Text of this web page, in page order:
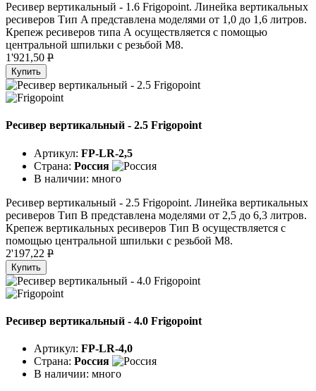
Ресивер вертикальный - 1.6 Frigopoint. Линейка вертикальных
ресиверов Тип A представлена моделями от 1,0 до 1,6 литров.
Крепеж ресиверов типа А осуществляется с помощью
центральной шпильки с резьбой М8.
1'921,50 P
Купить
Ресивер вертикальный - 2.5 Frigopoint
Артикул: FP-LR-2,5
Страна: Россия
В наличии: много
Ресивер вертикальный - 2.5 Frigopoint. Линейка вертикальных
ресиверов Тип B представлена моделями от 2,5 до 6,3 литров.
Крепеж вертикальных ресиверов Тип В осуществляется с
помощью центральной шпильки с резьбой М8.
2'197,22 P
Купить
Ресивер вертикальный - 4.0 Frigopoint
Артикул: FP-LR-4,0
Страна: Россия
В наличии: много